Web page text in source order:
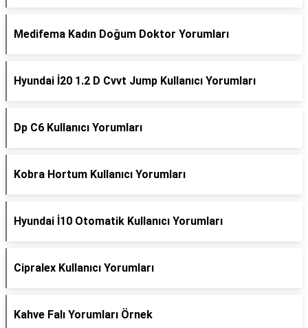
Medifema Kadın Doğum Doktor Yorumları
Hyundai İ20 1.2 D Cvvt Jump Kullanıcı Yorumları
Dp C6 Kullanıcı Yorumları
Kobra Hortum Kullanıcı Yorumları
Hyundai İ10 Otomatik Kullanıcı Yorumları
Cipralex Kullanıcı Yorumları
Kahve Falı Yorumları Örnek